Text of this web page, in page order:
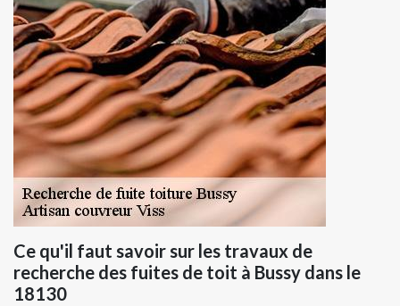
Ce qu'il faut savoir sur les travaux de
recherche des fuites de toit à Bussy dans le
18130